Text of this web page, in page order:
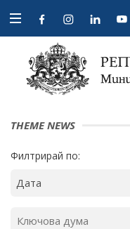
Open
navigation
THEME NEWS
Филтрирай по: